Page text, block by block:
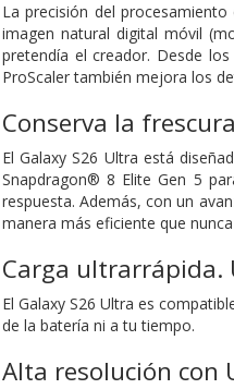
La precisión del
imagen natural digital móvil
pretendía el creador. Desde
ProScaler también mejora los
Conserva la
El Galaxy S26 Ultra está
Snapdragon® 8 Elite Gen 5
respuesta. Además, con un
manera más eficiente que
Carga ultrarrápida.
El Galaxy S26 Ultra es
de la batería ni a tu tiempo.
Alta resolución con